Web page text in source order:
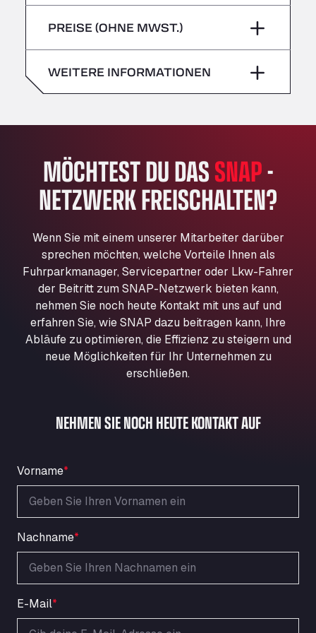
All 4 Trucks
Klaverbladstaat 21, 3560
American Truck Wash
Av. des Etats-Unis 90, 6041
Aut. A4 Salida 288 Pol. Ind. del Guadiel, 23210
AP7 Salida 2, C/ Bassegoda, 4, 17700
Andamur Pamplona
A-15 Salida Imarcoain, 31119
Aut A1 Exit 385, 01207
Anglia Motel
Washway Road, PE12 8LT
Anpol Sp. z o.o.
Ul. Torunska 147, 85884
Aqua Ariva GmbH
Marie-Curie-Straße 24, 68219
Aral Autohof Bockel
Oppelner Str. 1, 31167
ARAL Autohof Preis
Schellweilerstraße 1, 66871
ARAL Tankstelle - XXL Truckwash.de
GmbH
Ardleigh South Services
a120 westbound, CO77SL
Area 47 Hermanos Rico
Autovia A4 km 47, 28300
Sonntag –
Samstag –
Sonntag –
PREISE (OHNE MWST.)
WEITERE INFORMATIONEN
MÖCHTEST DU DASSNAP-
NETZWERK FREISCHALTEN?
Wenn Sie mit einem unserer Mitarbeiter darüber
sprechen möchten, welche Vorteile Ihnen als
Fuhrparkmanager, Servicepartner oder Lkw-Fahrer
der Beitritt zum SNAP-Netzwerk bieten kann,
nehmen Sie noch heute Kontakt mit uns auf und
erfahren Sie, wie SNAP dazu beitragen kann, Ihre
Abläufe zu optimieren, die Effizienz zu steigern und
neue Möglichkeiten für Ihr Unternehmen zu
erschließen.
NEHMEN SIE NOCH HEUTE KONTAKT AUF
Vorname*
Nachname*
E-Mail*